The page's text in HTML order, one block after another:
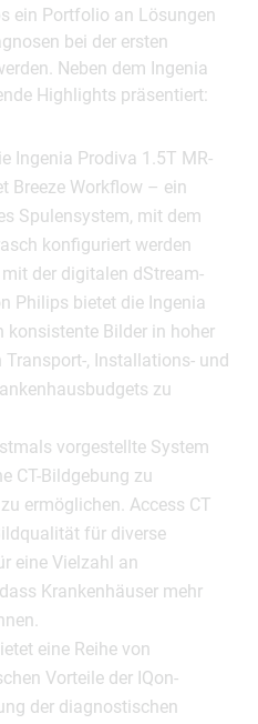
ein Portfolio an Lösungen
bei der ersten
Neben dem Ingenia
Highlights präsentiert:
Ingenia Prodiva 1.5T MR-
Breeze Workflow – ein
Spulensystem, mit dem
konfiguriert werden
der digitalen dStream-
Philips bietet die Ingenia
konsistente Bilder in hoher
, Installations- und
zu
vorgestellte System
CT-Bildgebung zu
ermöglichen. Access CT
für diverse
eine Vielzahl an
Krankenhäuser mehr
eine Reihe von
Vorteile der IQon-
der diagnostischen